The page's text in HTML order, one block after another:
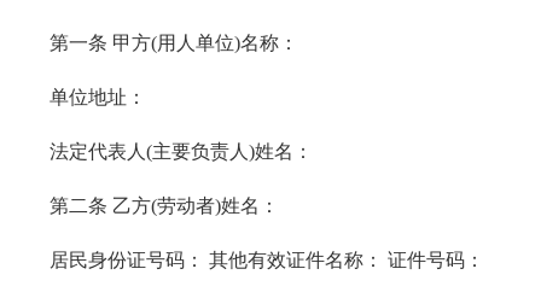
第一条 甲方(用人单位)名称：
单位地址：
法定代表人(主要负责人)姓名：
第二条 乙方(劳动者)姓名：
居民身份证号码： 其他有效证件名称： 证件号码：